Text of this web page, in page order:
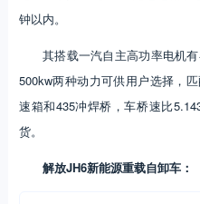
钟以内。
其搭载一汽自主高功率电机
500kw两种动力可供用户选择，
速箱和435冲焊桥，车桥速比
货。
解放JH6新能源重载自卸车：